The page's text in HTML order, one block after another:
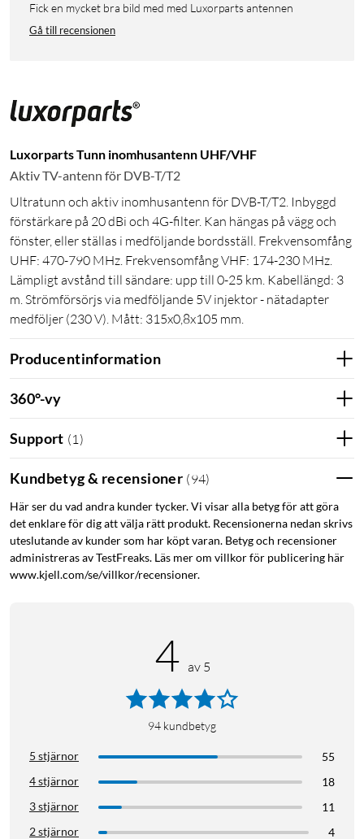
Fick en mycket bra bild med med Luxorparts antennen
Gå till recensionen
Luxorparts Tunn inomhusantenn UHF/VHF
Aktiv TV-antenn för DVB-T/T2
Ultratunn och aktiv inomhusantenn för DVB-T/T2. Inbyggd
förstärkare på 20 dBi och 4G-filter. Kan hängas på vägg och
fönster, eller ställas i medföljande bordsställ. Frekvensomfång
UHF: 470-790 MHz. Frekvensomfång VHF: 174-230 MHz.
Lämpligt avstånd till sändare: upp till 0-25 km. Kabellängd: 3
m. Strömförsörjs via medföljande 5V injektor - nätadapter
medföljer (230 V). Mått: 315x0,8x105 mm.
Producentinformation
360°-vy
Support (1 )
Kundbetyg & recensioner (94)
Här ser du vad andra kunder tycker. Vi visar alla betyg för att göra
det enklare för dig att välja rätt produkt. Recensionerna nedan skrivs
uteslutande av kunder som har köpt varan. Betyg och recensioner
administreras av TestFreaks. Läs mer om villkor för publicering här
www.kjell.com/se/villkor/recensioner.
4 av 5
94 kundbetyg
5 stjärnor
55
4 stjärnor
18
3 stjärnor
11
2 stjärnor
4